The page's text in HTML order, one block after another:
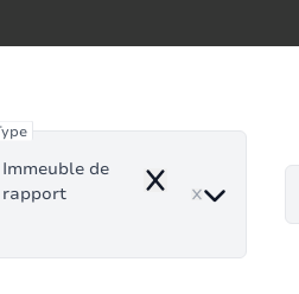
Immeuble de
rapport
Remove